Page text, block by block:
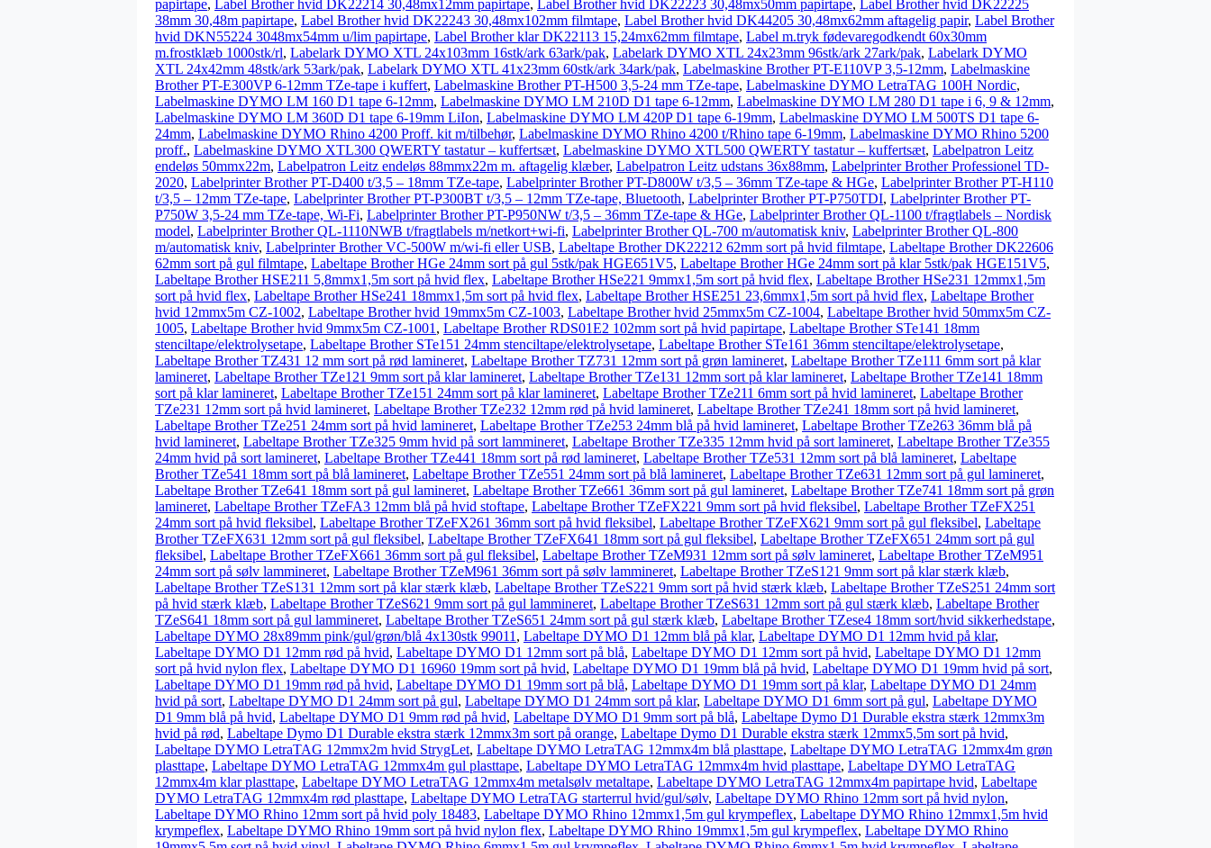
papirtape, Label Brother hvid DK22214 30,48mx12mm papirtape, Label Brother hvid DK22223 30,48mx50mm papirtape, Label Brother hvid DK22225
38mm 30,48m papirtape, Label Brother hvid DK22243 30,48mx102mm filmtape, Label Brother hvid DK44205 30,48mx62mm aftagelig papir, Label Brother
hvid DKN55224 3048mx54mm u/lim papirtape, Label Brother klar DK22113 15,24mx62mm filmtape, Label m.tryk fødevaregodkendt 60x30mm
m.frostklæb 1000stk/rl, Labelark DYMO XTL 24x103mm 16stk/ark 63ark/pak, Labelark DYMO XTL 24x23mm 96stk/ark 27ark/pak, Labelark DYMO
XTL 24x42mm 48stk/ark 53ark/pak, Labelark DYMO XTL 41x23mm 60stk/ark 34ark/pak, Labelmaskine Brother PT-E110VP 3,5-12mm, Labelmaskine
Brother PT-E300VP 6-12mm TZe-tape i kuffert, Labelmaskine Brother PT-H500 3,5-24 mm TZe-tape, Labelmaskine DYMO LetraTAG 100H Nordic,
Labelmaskine DYMO LM 160 D1 tape 6-12mm, Labelmaskine DYMO LM 210D D1 tape 6-12mm, Labelmaskine DYMO LM 280 D1 tape i 6, 9 & 12mm,
Labelmaskine DYMO LM 360D D1 tape 6-19mm LiIon, Labelmaskine DYMO LM 420P D1 tape 6-19mm, Labelmaskine DYMO LM 500TS D1 tape 6-
24mm, Labelmaskine DYMO Rhino 4200 Proff. kit m/tilbehør, Labelmaskine DYMO Rhino 4200 t/Rhino tape 6-19mm, Labelmaskine DYMO Rhino 5200
proff., Labelmaskine DYMO XTL300 QWERTY tastatur – kuffertsæt, Labelmaskine DYMO XTL500 QWERTY tastatur – kuffertsæt, Labelpatron Leitz
endeløs 50mmx22m, Labelpatron Leitz endeløs 88mmx22m m. aftagelig klæber, Labelpatron Leitz udstans 36x88mm, Labelprinter Brother Professionel TD-
2020, Labelprinter Brother PT-D400 t/3,5 – 18mm TZe-tape, Labelprinter Brother PT-D800W t/3,5 – 36mm TZe-tape & HGe, Labelprinter Brother PT-H110
t/3,5 – 12mm TZe-tape, Labelprinter Brother PT-P300BT t/3,5 – 12mm TZe-tape, Bluetooth, Labelprinter Brother PT-P750TDI, Labelprinter Brother PT-
P750W 3,5-24 mm TZe-tape, Wi-Fi, Labelprinter Brother PT-P950NW t/3,5 – 36mm TZe-tape & HGe, Labelprinter Brother QL-1100 t/fragtlabels – Nordisk
model, Labelprinter Brother QL-1110NWB t/fragtlabels m/netkort+wi-fi, Labelprinter Brother QL-700 m/automatisk kniv, Labelprinter Brother QL-800
m/automatisk kniv, Labelprinter Brother VC-500W m/wi-fi eller USB, Labeltape Brother DK22212 62mm sort på hvid filmtape, Labeltape Brother DK22606
62mm sort på gul filmtape, Labeltape Brother HGe 24mm sort på gul 5stk/pak HGE651V5, Labeltape Brother HGe 24mm sort på klar 5stk/pak HGE151V5,
Labeltape Brother HSE211 5,8mmx1,5m sort på hvid flex, Labeltape Brother HSe221 9mmx1,5m sort på hvid flex, Labeltape Brother HSe231 12mmx1,5m
sort på hvid flex, Labeltape Brother HSe241 18mmx1,5m sort på hvid flex, Labeltape Brother HSE251 23,6mmx1,5m sort på hvid flex, Labeltape Brother
hvid 12mmx5m CZ-1002, Labeltape Brother hvid 19mmx5m CZ-1003, Labeltape Brother hvid 25mmx5m CZ-1004, Labeltape Brother hvid 50mmx5m CZ-
1005, Labeltape Brother hvid 9mmx5m CZ-1001 , Labeltape Brother RDS01E2 102mm sort på hvid papirtape, Labeltape Brother STe141 18mm
stenciltape/elektrolysetape, Labeltape Brother STe151 24mm stenciltape/elektrolysetape, Labeltape Brother STe161 36mm stenciltape/elektrolysetape,
Labeltape Brother TZ431 12 mm sort på rød lamineret, Labeltape Brother TZ731 12mm sort på grøn lamineret, Labeltape Brother TZe111 6mm sort på klar
lamineret, Labeltape Brother TZe121 9mm sort på klar lamineret, Labeltape Brother TZe131 12mm sort på klar lamineret, Labeltape Brother TZe141 18mm
sort på klar lamineret, Labeltape Brother TZe151 24mm sort på klar lamineret, Labeltape Brother TZe211 6mm sort på hvid lamineret, Labeltape Brother
TZe231 12mm sort på hvid lamineret, Labeltape Brother TZe232 12mm rød på hvid lamineret, Labeltape Brother TZe241 18mm sort på hvid lamineret,
Labeltape Brother TZe251 24mm sort på hvid lamineret, Labeltape Brother TZe253 24mm blå på hvid lamineret, Labeltape Brother TZe263 36mm blå på
hvid lamineret, Labeltape Brother TZe325 9mm hvid på sort lammineret, Labeltape Brother TZe335 12mm hvid på sort lamineret, Labeltape Brother TZe355
24mm hvid på sort lamineret, Labeltape Brother TZe441 18mm sort på rød lamineret, Labeltape Brother TZe531 12mm sort på blå lamineret, Labeltape
Brother TZe541 18mm sort på blå lamineret, Labeltape Brother TZe551 24mm sort på blå lamineret, Labeltape Brother TZe631 12mm sort på gul lamineret,
Labeltape Brother TZe641 18mm sort på gul lamineret, Labeltape Brother TZe661 36mm sort på gul lamineret, Labeltape Brother TZe741 18mm sort på grøn
lamineret, Labeltape Brother TZeFA3 12mm blå på hvid stoftape, Labeltape Brother TZeFX221 9mm sort på hvid fleksibel, Labeltape Brother TZeFX251
24mm sort på hvid fleksibel, Labeltape Brother TZeFX261 36mm sort på hvid fleksibel, Labeltape Brother TZeFX621 9mm sort på gul fleksibel, Labeltape
Brother TZeFX631 12mm sort på gul fleksibel, Labeltape Brother TZeFX641 18mm sort på gul fleksibel, Labeltape Brother TZeFX651 24mm sort på gul
fleksibel, Labeltape Brother TZeFX661 36mm sort på gul fleksibel, Labeltape Brother TZeM931 12mm sort på sølv lamineret, Labeltape Brother TZeM951
24mm sort på sølv lammineret, Labeltape Brother TZeM961 36mm sort på sølv lammineret, Labeltape Brother TZeS121 9mm sort på klar stærk klæb,
Labeltape Brother TZeS131 12mm sort på klar stærk klæb, Labeltape Brother TZeS221 9mm sort på hvid stærk klæb, Labeltape Brother TZeS251 24mm sort
på hvid stærk klæb, Labeltape Brother TZeS621 9mm sort på gul lammineret, Labeltape Brother TZeS631 12mm sort på gul stærk klæb, Labeltape Brother
TZeS641 18mm sort på gul lammineret, Labeltape Brother TZeS651 24mm sort på gul stærk klæb, Labeltape Brother TZese4 18mm sort/hvid sikkerhedstape,
Labeltape DYMO 28x89mm pink/gul/grøn/blå 4x130stk 99011 , Labeltape DYMO D1 12mm blå på klar, Labeltape DYMO D1 12mm hvid på klar,
Labeltape DYMO D1 12mm rød på hvid, Labeltape DYMO D1 12mm sort på blå, Labeltape DYMO D1 12mm sort på hvid, Labeltape DYMO D1 12mm
sort på hvid nylon flex, Labeltape DYMO D1 16960 19mm sort på hvid, Labeltape DYMO D1 19mm blå på hvid, Labeltape DYMO D1 19mm hvid på sort,
Labeltape DYMO D1 19mm rød på hvid, Labeltape DYMO D1 19mm sort på blå, Labeltape DYMO D1 19mm sort på klar, Labeltape DYMO D1 24mm
hvid på sort, Labeltape DYMO D1 24mm sort på gul, Labeltape DYMO D1 24mm sort på klar, Labeltape DYMO D1 6mm sort på gul, Labeltape DYMO
D1 9mm blå på hvid, Labeltape DYMO D1 9mm rød på hvid, Labeltape DYMO D1 9mm sort på blå, Labeltape Dymo D1 Durable ekstra stærk 12mmx3m
hvid på rød, Labeltape Dymo D1 Durable ekstra stærk 12mmx3m sort på orange, Labeltape Dymo D1 Durable ekstra stærk 12mmx5,5m sort på hvid,
Labeltape DYMO LetraTAG 12mmx2m hvid StrygLet, Labeltape DYMO LetraTAG 12mmx4m blå plasttape, Labeltape DYMO LetraTAG 12mmx4m grøn
plasttape, Labeltape DYMO LetraTAG 12mmx4m gul plasttape, Labeltape DYMO LetraTAG 12mmx4m hvid plasttape, Labeltape DYMO LetraTAG
12mmx4m klar plasttape, Labeltape DYMO LetraTAG 12mmx4m metalsølv metaltape, Labeltape DYMO LetraTAG 12mmx4m papirtape hvid, Labeltape
DYMO LetraTAG 12mmx4m rød plasttape, Labeltape DYMO LetraTAG starterrul hvid/gul/sølv, Labeltape DYMO Rhino 12mm sort på hvid nylon,
Labeltape DYMO Rhino 12mm sort på hvid poly 18483, Labeltape DYMO Rhino 12mmx1,5m gul krympeflex, Labeltape DYMO Rhino 12mmx1,5m hvid
krympeflex, Labeltape DYMO Rhino 19mm sort på hvid nylon flex, Labeltape DYMO Rhino 19mmx1,5m gul krympeflex, Labeltape DYMO Rhino